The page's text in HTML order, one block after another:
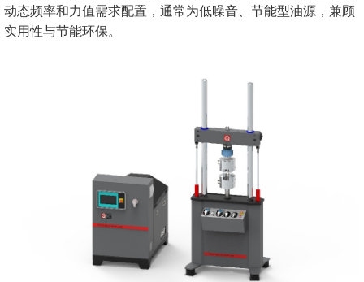
动态频率和力值需求配置，通常为低噪音、节能型油源，兼顾
实用性与节能环保。